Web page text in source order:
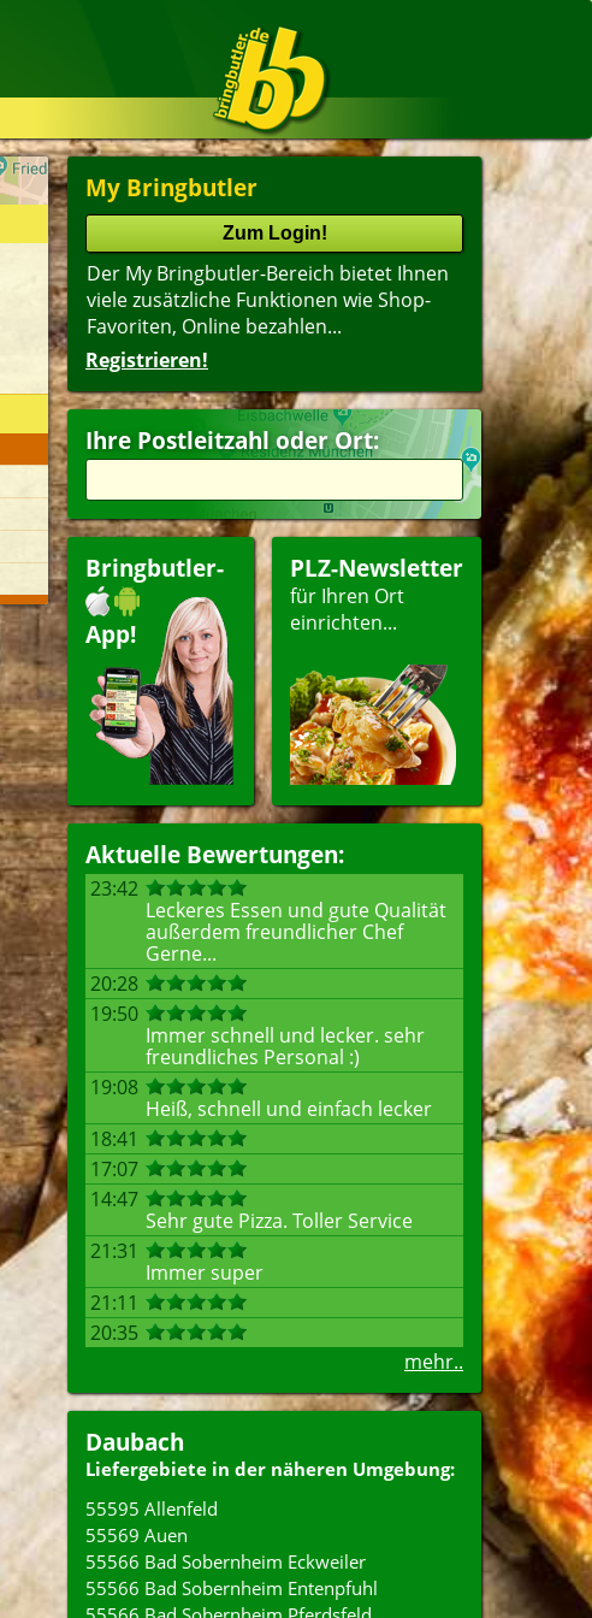
My Bringbutler
Der My Bringbutler-Bereich bietet Ihnen
viele zusätzliche Funktionen wie Shop-
Favoriten, Online bezahlen...
Registrieren!
Ihre Postleitzahl oder Ort:
Bringbutler-
App!
PLZ-Newsletter
für Ihren Ort
einrichten...
Aktuelle Bewertungen:
23:42
Leckeres Essen und gute Qualität
außerdem freundlicher Chef
Gerne...
20:28
19:50
Immer schnell und lecker. sehr
freundliches Personal :)
19:08
Heiß, schnell und einfach lecker
18:41
17:07
14:47
Sehr gute Pizza. Toller Service
21:31
Immer super
21:11
20:35
mehr..
Daubach
Liefergebiete in der näheren Umgebung:
55595 Allenfeld
55569 Auen
55566 Bad Sobernheim Eckweiler
55566 Bad Sobernheim Entenpfuhl